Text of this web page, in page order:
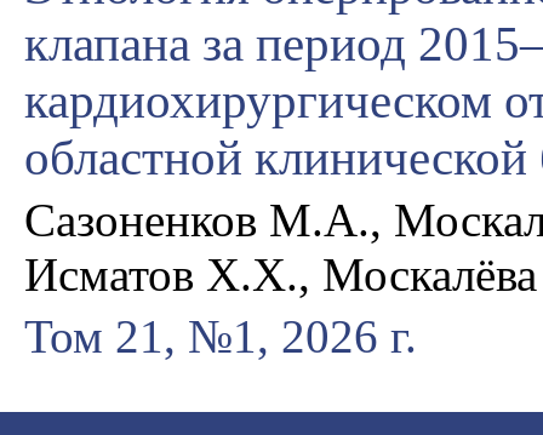
клапана за период
кардиохирургическом
областной
Сазоненков М.А.,
Исматов Х.Х.,
Том 21, №1, 2026 г.